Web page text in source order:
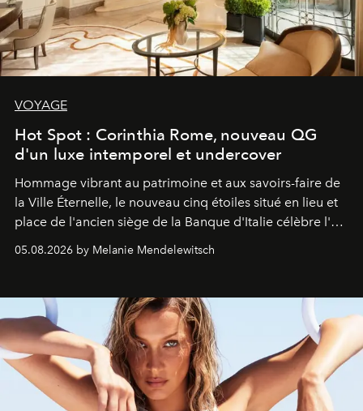
VOYAGE
Hot Spot : Corinthia Rome, nouveau QG
d'un luxe intemporel et undercover
Hommage vibrant au patrimoine et aux savoirs-faire de
la Ville Éternelle, le nouveau cinq étoiles situé en lieu et
place de l'ancien siège de la Banque d'Italie célèbre l'art
05.08.2026 by Melanie Mendelewitsch